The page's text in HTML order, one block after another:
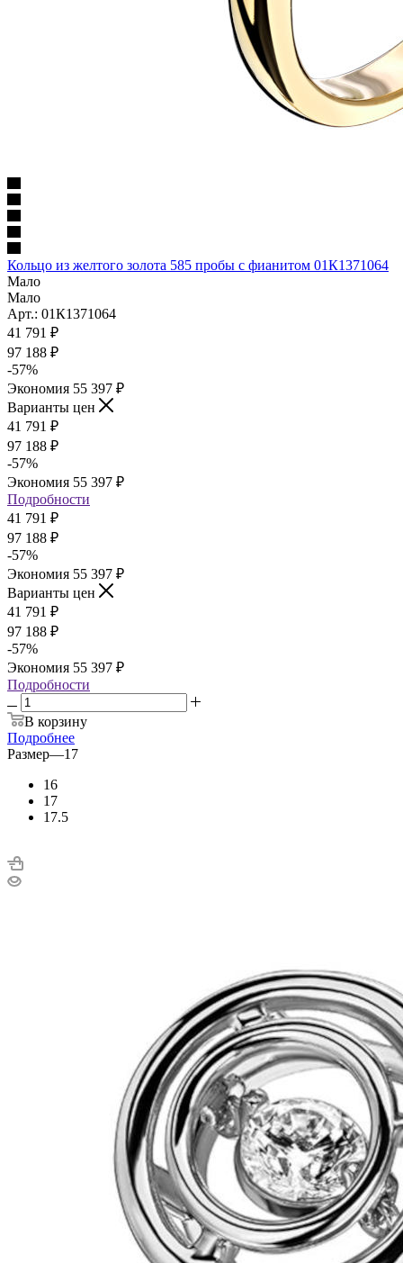
Кольцо из желтого золота 585 пробы c фианитом 01К1371064
Мало
Мало
Арт.: 01К1371064
41 791 ₽
97 188 ₽
-57%
Экономия 55 397 ₽
Варианты цен
41 791 ₽
97 188 ₽
-57%
Экономия 55 397 ₽
Подробности
41 791 ₽
97 188 ₽
-57%
Экономия 55 397 ₽
Варианты цен
41 791 ₽
97 188 ₽
-57%
Экономия 55 397 ₽
Подробности
В корзину
Подробнее
Размер—17
16
17
17.5